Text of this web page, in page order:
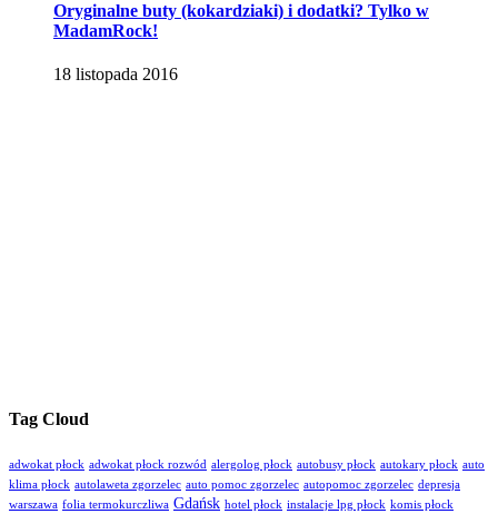
Oryginalne buty (kokardziaki) i dodatki? Tylko w
MadamRock!
18 listopada 2016
Tag Cloud
adwokat płock adwokat płock rozwód alergolog płock autobusy płock autokary płock auto
klima płock autolaweta zgorzelec auto pomoc zgorzelec autopomoc zgorzelec depresja
warszawa folia termokurczliwa Gdańsk hotel płock instalacje lpg płock komis płock